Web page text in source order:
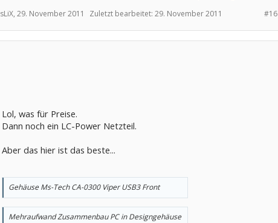
#16
sLiX, 29. November 2011 Zuletzt bearbeitet: 29. November 2011
Lol, was für Preise.
Dann noch ein LC-Power Netzteil.
Aber das hier ist das beste...
Gehäuse Ms-Tech CA-0300 Viper USB3 Front
Mehraufwand Zusammenbau PC in Designgehäuse